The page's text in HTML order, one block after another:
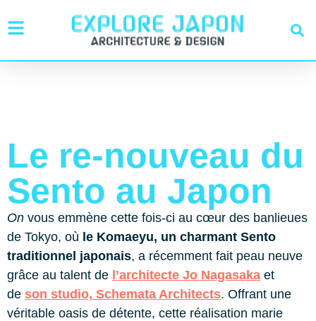
Le re-nouveau du
Sento au Japon
On vous emmène cette fois-ci au cœur des banlieues
de Tokyo, où le Komaeyu, un charmant Sento
traditionnel japonais, a récemment fait peau neuve
grâce au talent de l’architecte Jo Nagasaka et
de son studio, Schemata Architects. Offrant une
véritable oasis de détente, cette réalisation marie